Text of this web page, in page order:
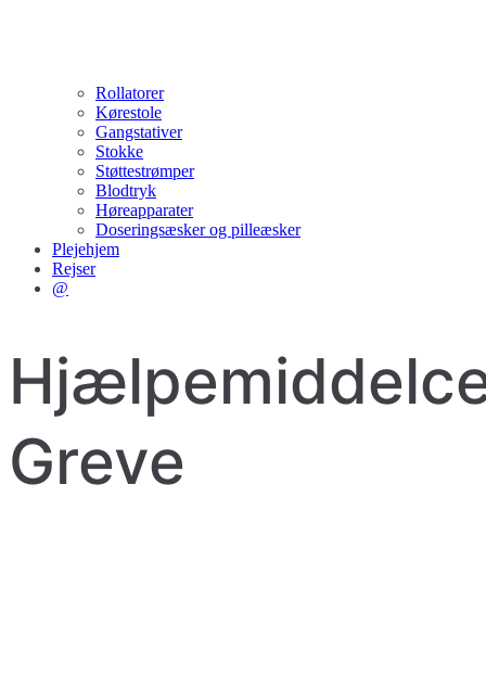
Rollatorer
Kørestole
Gangstativer
Stokke
Støttestrømper
Blodtryk
Høreapparater
Doseringsæsker og pilleæsker
Plejehjem
Rejser
@
Greve